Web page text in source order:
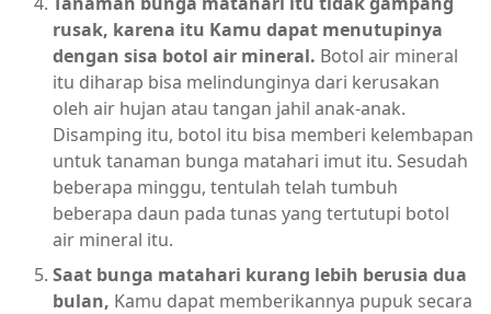
rusak, karena itu Kamu dapat menutupinya
dengan sisa botol air mineral. Botol air mineral
itu diharap bisa melindunginya dari kerusakan
oleh air hujan atau tangan jahil anak-anak.
Disamping itu, botol itu bisa memberi kelembapan
untuk tanaman bunga matahari imut itu. Sesudah
beberapa minggu, tentulah telah tumbuh
beberapa daun pada tunas yang tertutupi botol
air mineral itu.
Saat bunga matahari kurang lebih berusia dua
bulan, Kamu dapat memberikannya pupuk secara